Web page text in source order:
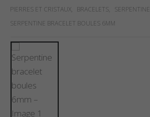
PIERRES ET CRISTAUX, BRACELETS, SERPENTINE
SERPENTINE BRACELET BOULES 6MM